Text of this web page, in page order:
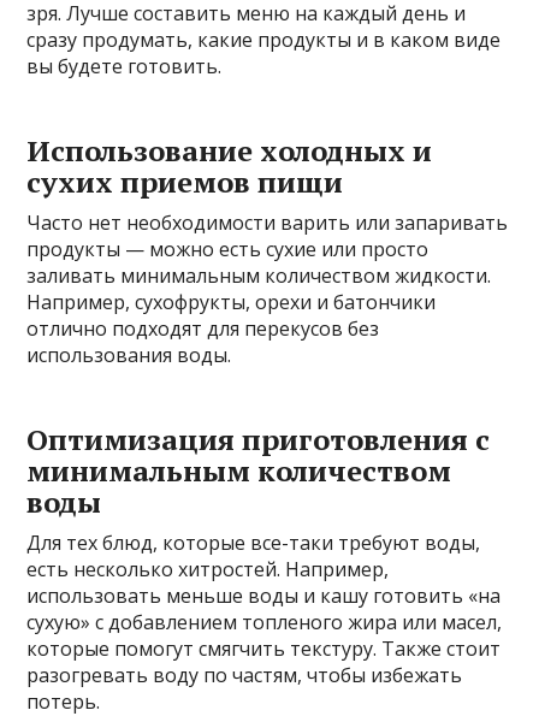
зря. Лучше составить меню на каждый день и
сразу продумать, какие продукты и в каком виде
вы будете готовить.
Использование холодных и
сухих приемов пищи
Часто нет необходимости варить или запаривать
продукты — можно есть сухие или просто
заливать минимальным количеством жидкости.
Например, сухофрукты, орехи и батончики
отлично подходят для перекусов без
использования воды.
Оптимизация приготовления с
минимальным количеством
воды
Для тех блюд, которые все-таки требуют воды,
есть несколько хитростей. Например,
использовать меньше воды и кашу готовить «на
сухую» с добавлением топленого жира или масел,
которые помогут смягчить текстуру. Также стоит
разогревать воду по частям, чтобы избежать
потерь.